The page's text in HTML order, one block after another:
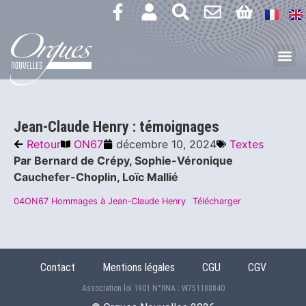
Jean-Claude Henry : témoignages
Retour ON67 décembre 10, 2024
Textes
Par Bernard de Crépy, Sophie-Véronique
Cauchefer-Choplin, Loïc Mallié
04ON67 Hommages à Jean-Claude Henry Télécharger
Association loi 1901 N°RNA : W751188840
Contact Mentions légales CGU CGV